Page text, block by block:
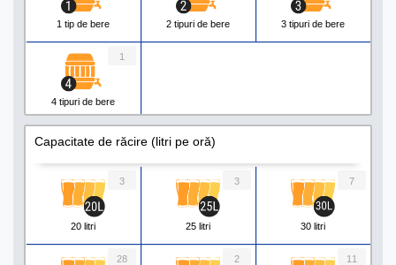
1 tip de bere 2 tipuri de bere 3 tipuri de bere
4 tipuri de bere
1
Capacitate de răcire (litri pe oră)
20 litri
3
25 litri
3
30 litri
7
28 2 11